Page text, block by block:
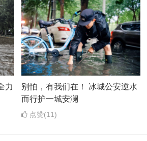
力
别怕，有我们在！ 冰城公安逆水
而行护一城安澜
点赞(11)